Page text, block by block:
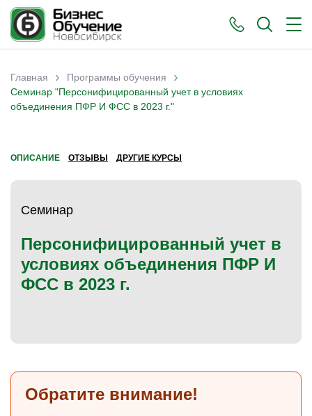
Вы здесь
Главная › Программы обучения ›
Семинар "Персонифицированный учет в условиях
объединения ПФР И ФСС в 2023 г."
ОПИСАНИЕ ОТЗЫВЫ ДРУГИЕ КУРСЫ
Семинар
Персонифицированный учет в
условиях объединения ПФР И
ФСС в 2023 г.
Обратите внимание!